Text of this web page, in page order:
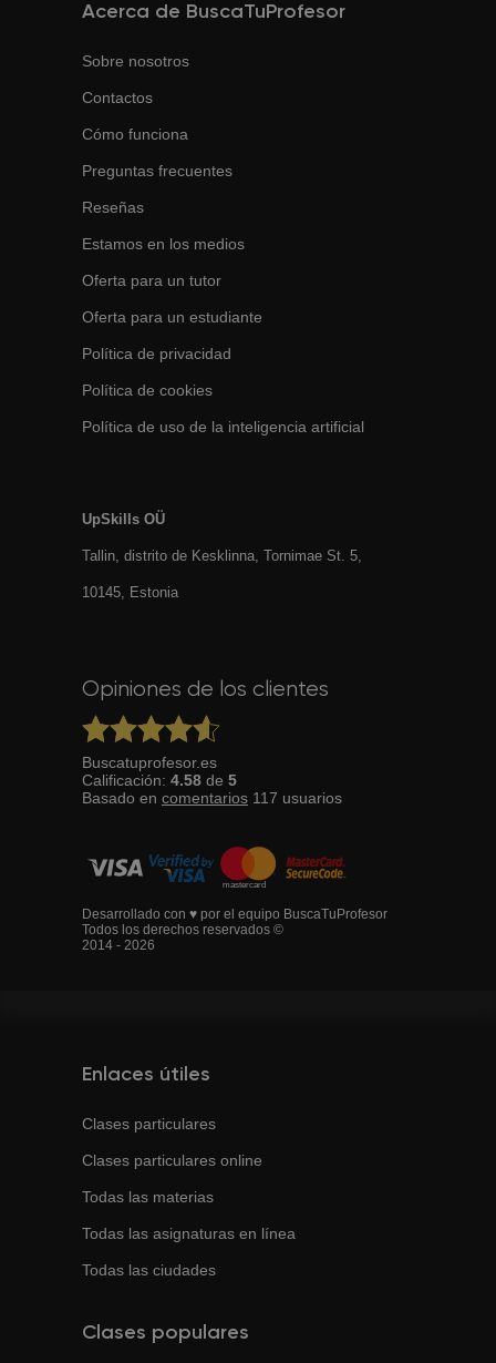
Acerca de BuscaTuProfesor
Sobre nosotros
Contactos
Cómo funciona
Preguntas frecuentes
Reseñas
Estamos en los medios
Oferta para un tutor
Oferta para un estudiante
Política de privacidad
Política de cookies
Política de uso de la inteligencia artificial
UpSkills OÜ
Tallin, distrito de Kesklinna, Tornimаe St. 5,
10145, Estonia
Opiniones de los clientes
Buscatuprofesor.es
Calificación: 4.58 de 5
Basado en comentarios 117 usuarios
Desarrollado con ♥ por el equipo BuscaTuProfesor
Todos los derechos reservados ©
2014 - 2026
Enlaces útiles
Clases particulares
Clases particulares online
Todas las materias
Todas las asignaturas en línea
Todas las ciudades
Clases populares